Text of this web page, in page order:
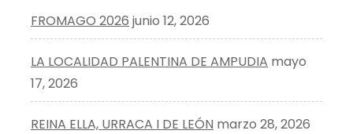
FROMAGO 2026 junio 12, 2026
LA LOCALIDAD PALENTINA DE AMPUDIA mayo
17, 2026
REINA ELLA, URRACA I DE LEÓN marzo 28, 2026